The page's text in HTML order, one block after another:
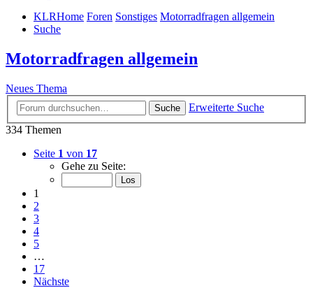
KLRHome Foren Sonstiges Motorradfragen allgemein
Suche
Motorradfragen allgemein
Neues Thema
Suche
Erweiterte Suche
334 Themen
Seite 1 von 17
Gehe zu Seite:
1
2
3
4
5
…
17
Nächste